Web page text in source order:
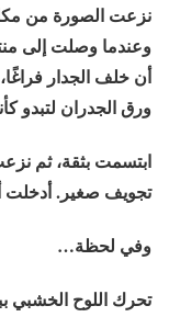
نزعت الصورة من
وعندما وصلت إلى
أن خلف الجدار
ورق الجدران لتبدو
ابتسمت بثقة، ثم
تجويف صغير. أدخلت
وفي لحظة…
تحرك اللوح الخشبي